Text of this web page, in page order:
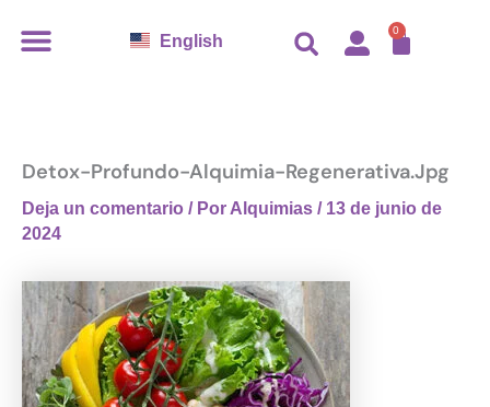
English 0
Detox-Profundo-Alquimia-Regenerativa.jpg
Deja un comentario / Por Alquimias / 13 de junio de
2024